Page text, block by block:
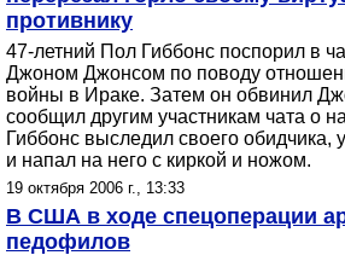
противнику
47-летний Пол Гиббонс поспорил в
Джоном Джонсом по поводу
войны в Ираке. Затем он обвинил
сообщил другим участникам чата о
Гиббонс выследил своего обидчика,
и напал на него с киркой и ножом.
19 октября 2006 г., 13:33
В США в ходе спецоперации
педофилов